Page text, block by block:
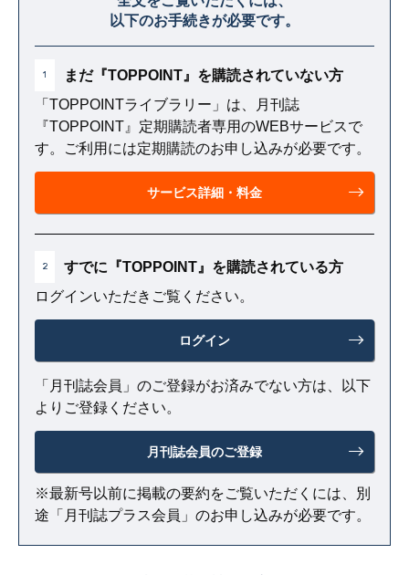
改めるのが難しくなる。
以下のお手続きが必要です。
1
まだ『TOPPOINT』を購読されていない方
「TOPPOINTライブラリー」は、月刊誌
『TOPPOINT』定期購読者専用のWEBサービスで
す。ご利用には定期購読のお申し込みが必要です。
サービス詳細・料金
2
すでに『TOPPOINT』を購読されている方
ログインいただきご覧ください。
ログイン
「月刊誌会員」のご登録がお済みでない方は、以下
よりご登録ください。
月刊誌会員のご登録
※最新号以前に掲載の要約をご覧いただくには、別
途「月刊誌プラス会員」のお申し込みが必要です。